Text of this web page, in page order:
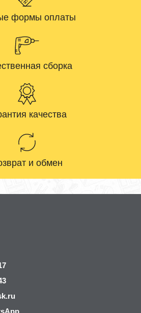
формы оплаты
сборка
качества
и обмен